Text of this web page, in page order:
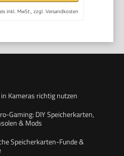
inkl. MwSt., zzgl. Versandkosten
Kameras richtig nutzen
Gaming: DIY Speicherkarten,
& Mods
Speicherkarten-Funde &